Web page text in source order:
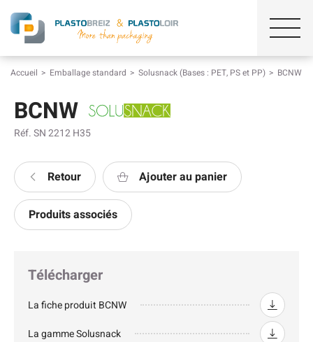
Accueil Emballage standard Solusnack (Bases : PET, PS et PP) BCNW
BCNW
Réf. SN 2212 H35
Retour Ajouter au panier
Produits associés
Télécharger
La fiche produit BCNW
La gamme Solusnack